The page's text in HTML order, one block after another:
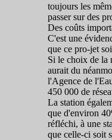
toujours les
passer sur des
Des coûts
C'est une
que ce pro-jet
Si le choix de la
aurait du
l'Agence de
450 000 de
La station
que d'environ
réfléchi, à une
que celle-ci soit